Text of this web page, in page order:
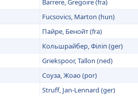
Barrere, Gregoire (fra)
Fucsovics, Marton (hun)
Пайре, Бенойт (fra)
Кольшрайбер, Філіп (ger)
Griekspoor, Tallon (ned)
Соуза, Жоао (por)
Struff, Jan-Lennard (ger)